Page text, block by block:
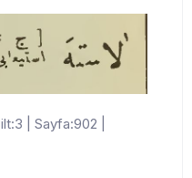
| Sayfa:902 |